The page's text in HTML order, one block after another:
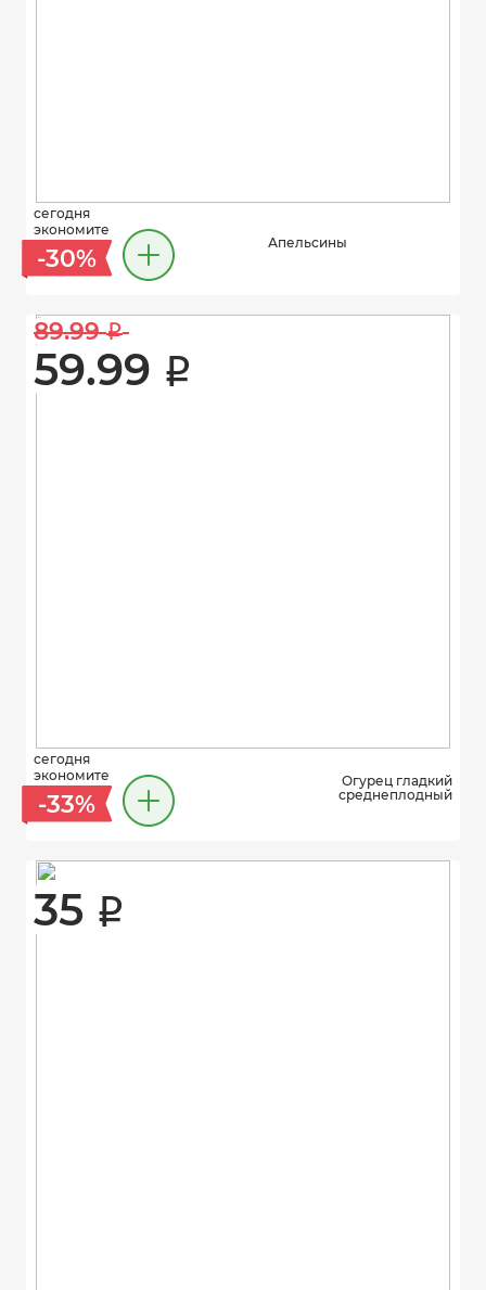
сегодня
экономите
-30%
Апельсины
89.99 i
59.99 i
сегодня
экономите
-33%
Огурец гладкий
среднеплодный
35 i